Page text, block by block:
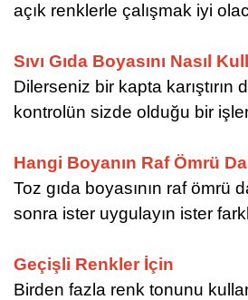
açık renklerle çalışmak iyi
Sıvı Gıda Boyasını Nasıl
Dilerseniz bir kapta
kontrolün sizde olduğu bir
Hangi Boyanın Raf Ömrü
Toz gıda boyasının raf ömrü
sonra ister uygulayın ister
Geçişli Renkler İçin
Birden fazla renk tonunu